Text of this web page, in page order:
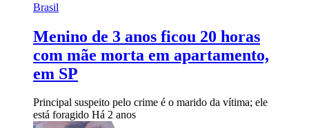
Brasil
Menino de 3 anos ficou 20 horas
com mãe morta em apartamento,
em SP
Principal suspeito pelo crime é o marido da vítima; ele
está foragido Há 2 anos